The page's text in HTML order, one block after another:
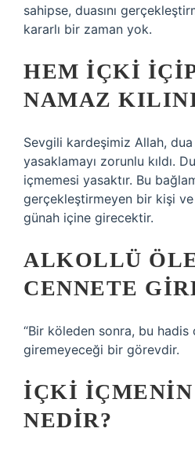
sahipse, duasını
kararlı bir zaman yok.
HEM IÇKI
NAMAZ
Sevgili kardeşimiz Allah,
yasaklamayı zorunlu kıldı.
içmemesi yasaktır. Bu
gerçekleştirmeyen bir kişi
günah içine girecektir.
ALKOLLÜ
CENNETE
“Bir köleden sonra, bu hadis
giremeyeceği bir görevdir.
İÇKI
NEDIR?